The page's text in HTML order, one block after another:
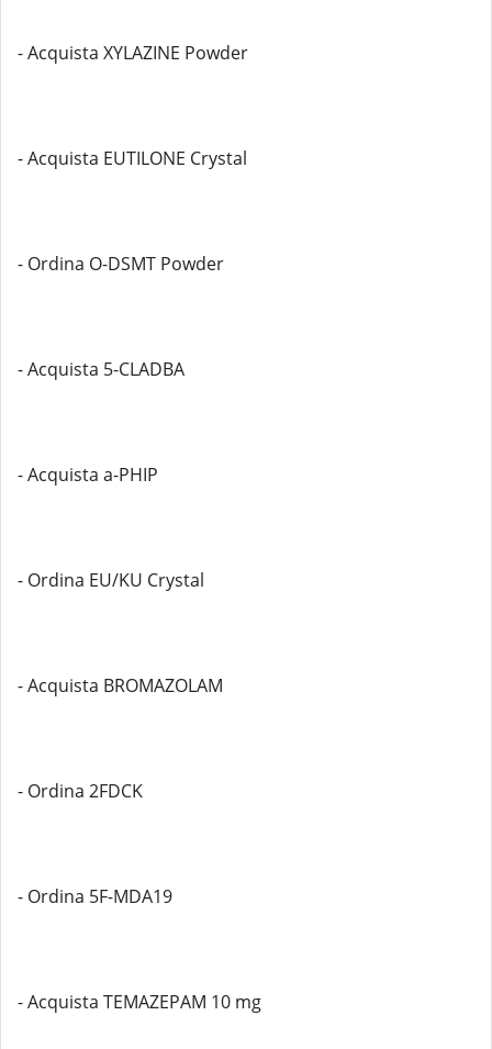
- Acquista XYLAZINE Powder
- Acquista EUTILONE Crystal
- Ordina O-DSMT Powder
- Acquista 5-CLADBA
- Acquista a-PHIP
- Ordina EU/KU Crystal
- Acquista BROMAZOLAM
- Ordina 2FDCK
- Ordina 5F-MDA19
- Acquista TEMAZEPAM 10 mg